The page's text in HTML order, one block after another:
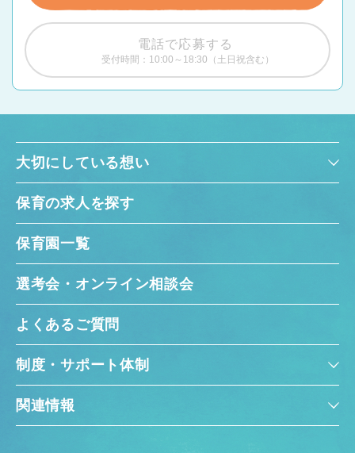
電話で応募する
受付時間：10:00～18:30（土日祝含む）
大切にしている想い
保育の求人を探す
保育園一覧
選考会・オンライン相談会
よくあるご質問
制度・サポート体制
関連情報